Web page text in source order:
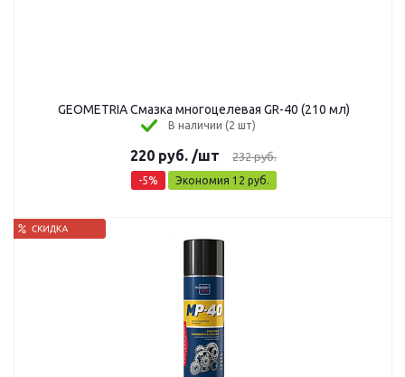
GEOMETRIA Смазка многоцелевая GR-40 (210 мл)
В наличии (2 шт)
220 руб. /шт 232руб.
-5% Экономия 12 руб.